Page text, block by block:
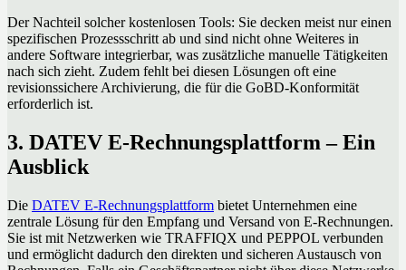
Der Nachteil solcher kostenlosen Tools: Sie decken meist nur einen
spezifischen Prozessschritt ab und sind nicht ohne Weiteres in
andere Software integrierbar, was zusätzliche manuelle Tätigkeiten
nach sich zieht. Zudem fehlt bei diesen Lösungen oft eine
revisionssichere Archivierung, die für die GoBD-Konformität
erforderlich ist.
3. DATEV E-Rechnungsplattform – Ein
Ausblick
Die DATEV E-Rechnungsplattform bietet Unternehmen eine
zentrale Lösung für den Empfang und Versand von E-Rechnungen.
Sie ist mit Netzwerken wie TRAFFIQX und PEPPOL verbunden
und ermöglicht dadurch den direkten und sicheren Austausch von